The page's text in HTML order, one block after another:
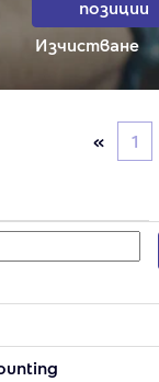
Изчистване
« 1